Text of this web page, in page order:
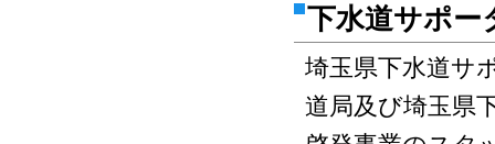
下水道サポー
埼玉県下水道サ
道局及び埼玉県